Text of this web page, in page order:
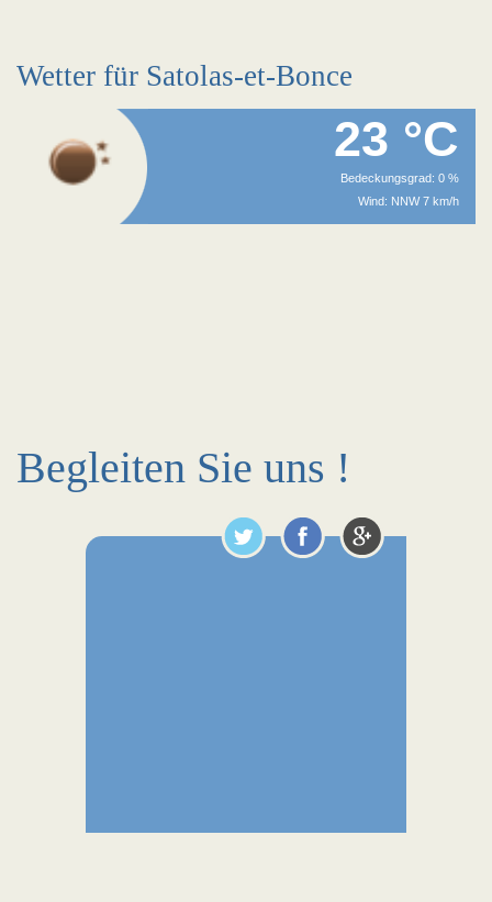
Wetter für Satolas-et-Bonce
23 °C
Bedeckungsgrad: 0 %
Wind: NNW 7 km/h
Begleiten Sie uns !